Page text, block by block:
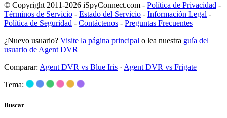
© Copyright 2011-2026 iSpyConnect.com - Política de Privacidad -
Términos de Servicio - Estado del Servicio - Información Legal -
Política de Seguridad - Contáctenos - Preguntas Frecuentes
¿Nuevo usuario? Visite la página principal o lea nuestra guía del
usuario de Agent DVR
Comparar: Agent DVR vs Blue Iris · Agent DVR vs Frigate
Tema:
Buscar